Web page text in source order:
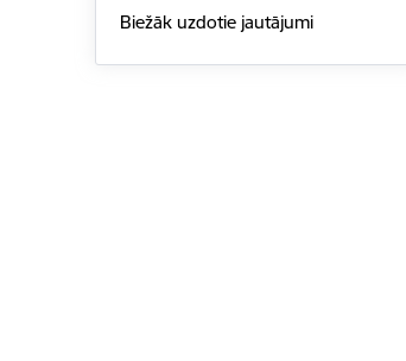
Biežāk uzdotie jautājumi